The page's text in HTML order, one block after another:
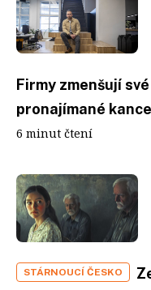
Firmy zmenšují
pronajímané
6 minut čtení
STÁRNOUCÍ ČESKO